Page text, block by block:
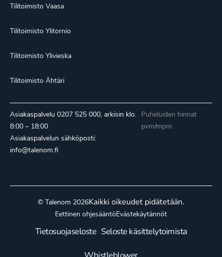
Tilitoimisto Vaasa
Tilitoimisto Ylitornio
Tilitoimisto Ylivieska
Tilitoimisto Ähtäri
Asiakaspalvelu 0207 525 000, arkisin klo.
8:00 – 18:00
Asiakaspalvelun sähköposti:
info@talenom.fi
Puheluiden hinnat
pvm/mpm.
© Talenom 2026Kaikki oikeudet pidätetään.
Eettinen ohjesääntöEvästekäytännöt
Tietosuojaseloste Seloste käsittelytoimista